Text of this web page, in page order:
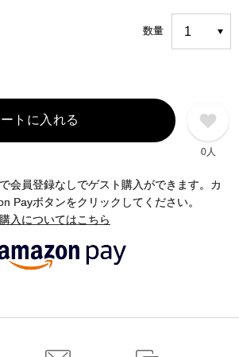
数量
トに入れる
0人
会員登録なしでゲスト購入ができます。カ
Payボタンをクリックしてください。
入についてはこちら